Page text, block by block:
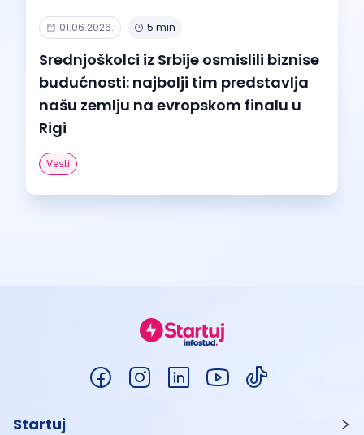
01.06.2026. 5 min
Srednjoškolci iz Srbije osmislili biznise
budućnosti: najbolji tim predstavlja
našu zemlju na evropskom finalu u
Rigi
Vesti
Startuj